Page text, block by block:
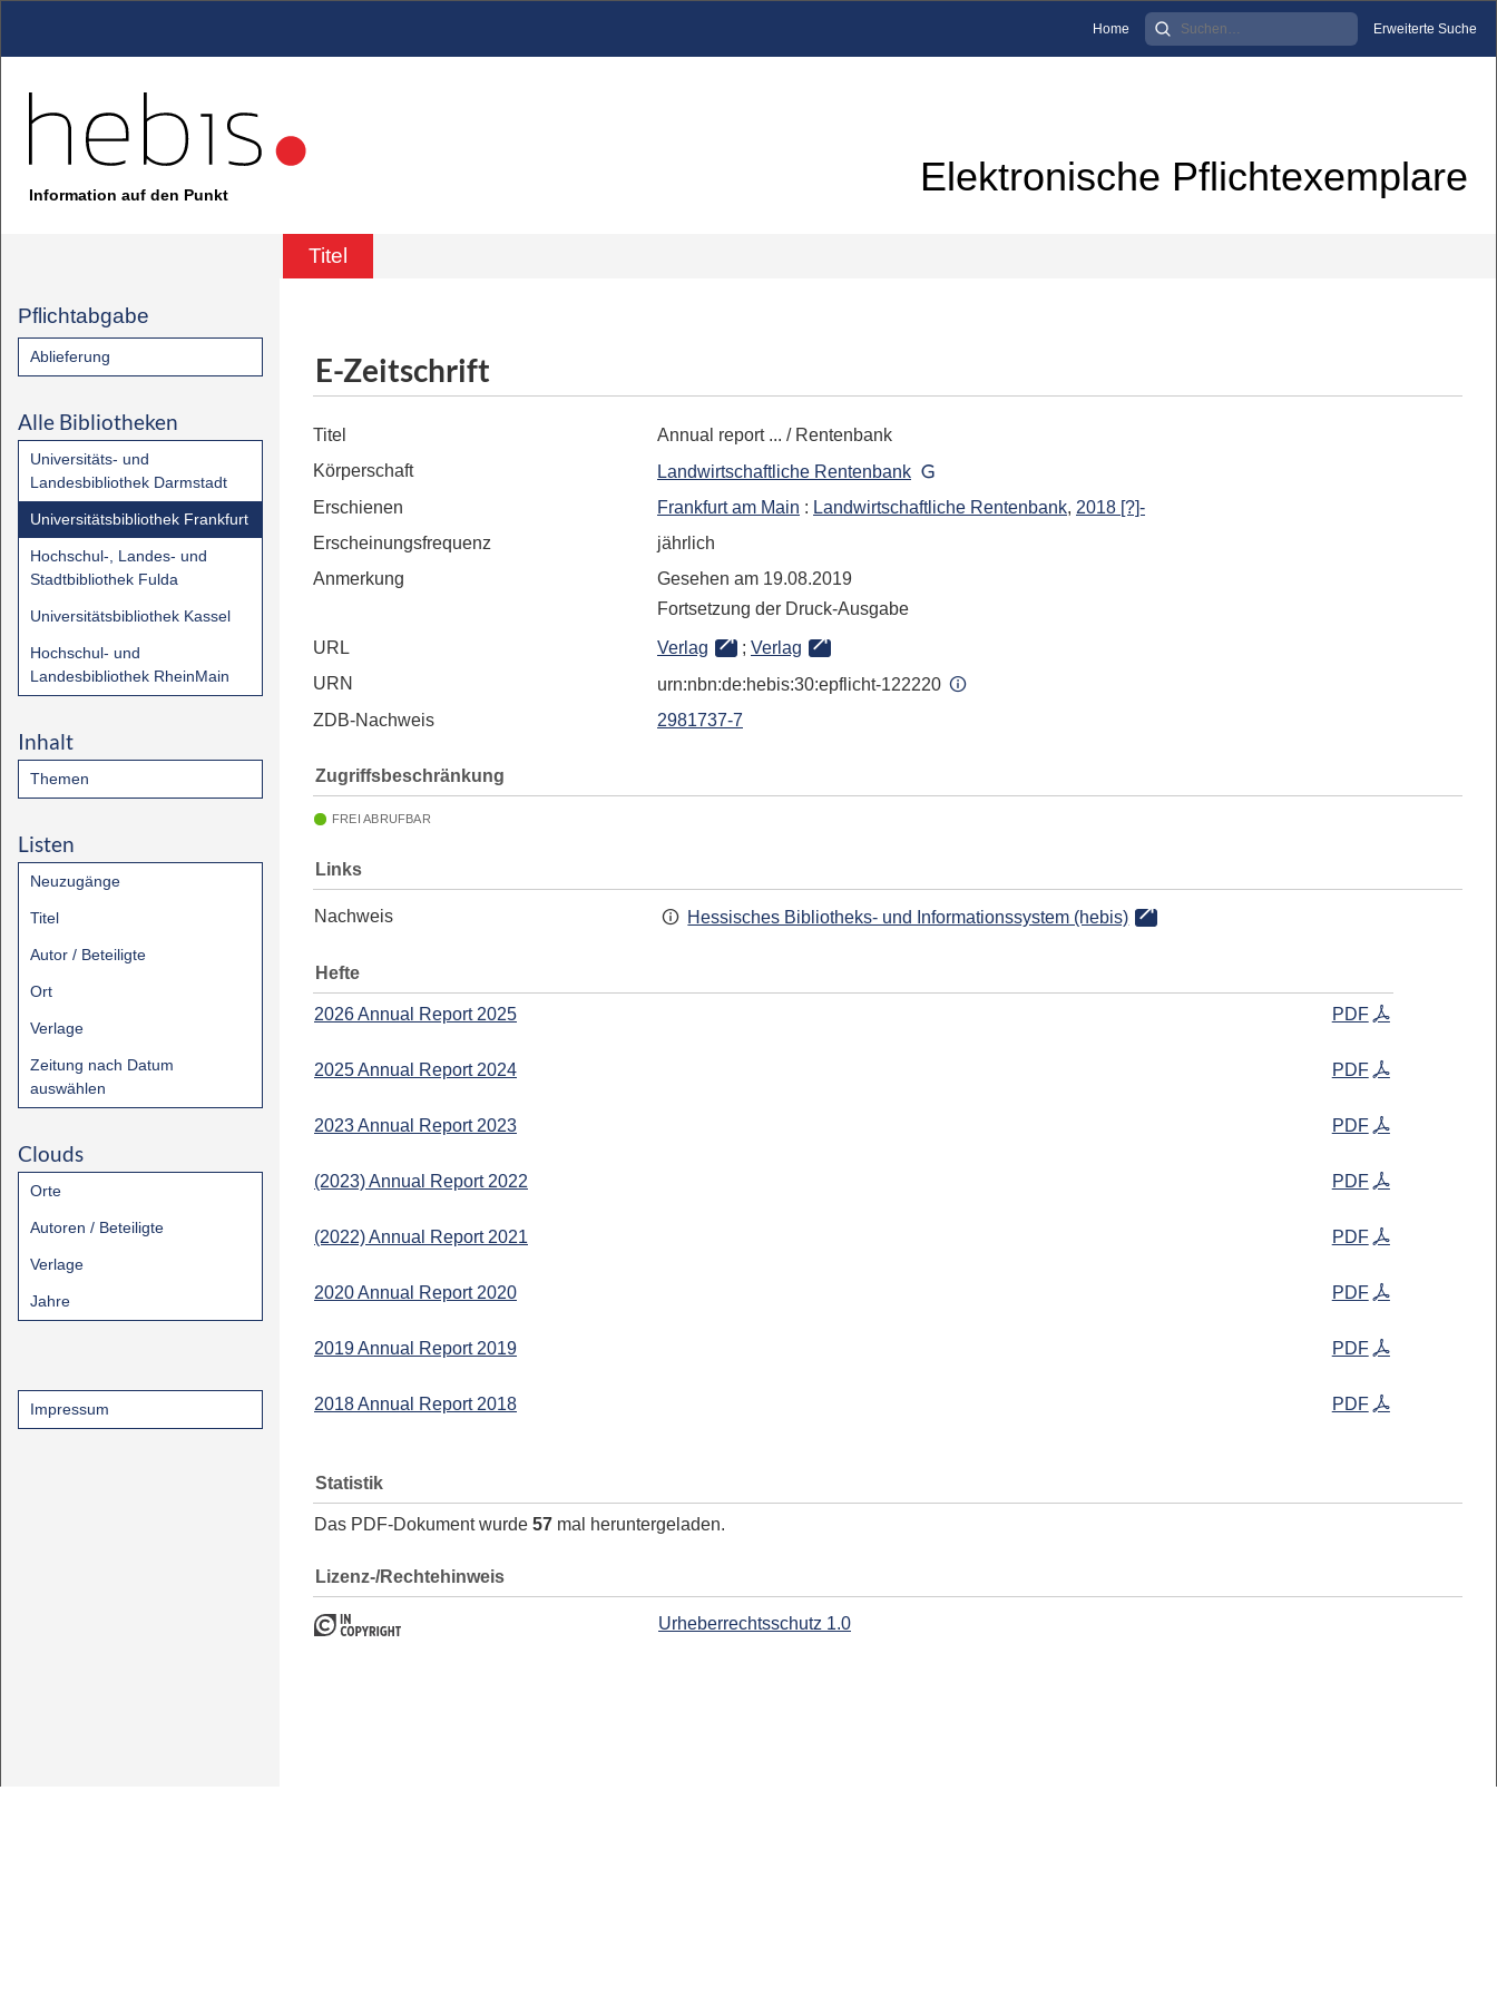
Home Erweiterte Suche
Information auf den Punkt Elektronische Pflichtexemplare
Titel
Pflichtabgabe
Ablieferung
Alle Bibliotheken
Universitäts- und
Landesbibliothek Darmstadt
Universitätsbibliothek Frankfurt
Hochschul-, Landes- und
Stadtbibliothek Fulda
Universitätsbibliothek Kassel
Hochschul- und
Landesbibliothek RheinMain
Inhalt
Themen
Listen
Neuzugänge
Titel
Autor / Beteiligte
Ort
Verlage
Zeitung nach Datum
auswählen
Clouds
Orte
Autoren / Beteiligte
Verlage
Jahre
Impressum
E-Zeitschrift
Titel Annual report ... / Rentenbank
Körperschaft
Landwirtschaftliche Rentenbank
Erschienen
Frankfurt am Main : Landwirtschaftliche Rentenbank, 2018 [?]-
Erscheinungsfrequenz
jährlich
Anmerkung
Gesehen am 19.08.2019
Fortsetzung der Druck-Ausgabe
URL Verlag ; Verlag
URN
urn:nbn:de:hebis:30:epflicht-122220
ZDB-Nachweis
2981737-7
Zugriffsbeschränkung
FREI ABRUFBAR
Links
Nachweis Hessisches Bibliotheks- und Informationssystem (hebis)
Hefte
PDF
2026 Annual Report 2025
PDF
2025 Annual Report 2024
PDF
2023 Annual Report 2023
PDF
(2023) Annual Report 2022
PDF
(2022) Annual Report 2021
PDF
2020 Annual Report 2020
PDF
2019 Annual Report 2019
PDF
2018 Annual Report 2018
Statistik
Das PDF-Dokument wurde 57 mal heruntergeladen.
Lizenz-/Rechtehinweis
Urheberrechtsschutz 1.0